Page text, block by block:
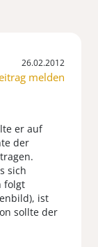
26.02.2012
melden
er auf
der
sich
folgt
ist
sollte der